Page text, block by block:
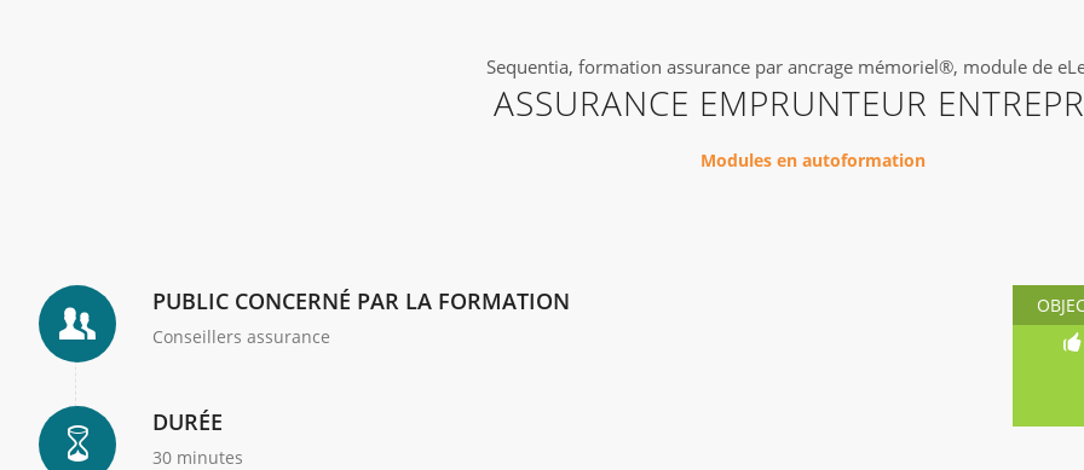
Sequentia, formation assurance par ancrage mémoriel®, module de
ASSURANCE EMPRUNTEUR
Modules en autoformation
PUBLIC CONCERNÉ PAR LA FORMATION
Conseillers assurance
DURÉE
30 minutes